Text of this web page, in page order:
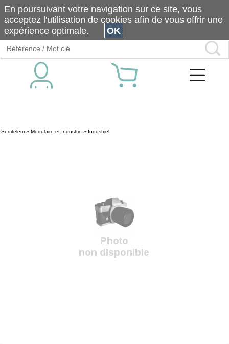
Soditelem » Modulaire et Industrie » Industriel
En poursuivant votre navigation sur ce site, vous
acceptez l'utilisation de cookies afin de vous offrir une
expérience optimale.
OK